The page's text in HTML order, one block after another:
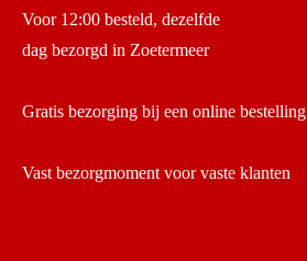
Voor 12:00 besteld, dezelfde
dag bezorgd in Zoetermeer
Gratis bezorging bij een online
Vast bezorgmoment voor vaste klanten